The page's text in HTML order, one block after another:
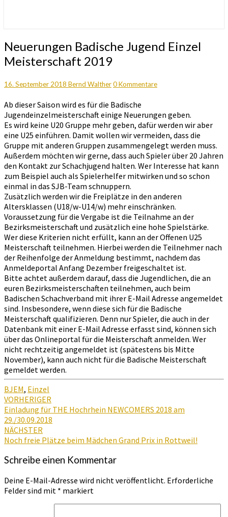
Neuerungen
Badische
Jugend
Meisterschaft
Neuerungen Badische Jugend Einzel
Meisterschaft 2019
16. September 2018 Bernd WaltherKommentare
0 Kommentare
Ab dieser Saison wird es für die Badische
Jugendeinzelmeisterschaft einige Neuerungen geben.
Es wird keine U20 Gruppe mehr geben, dafür werden wir aber
eine U25 einführen. Damit wollen wir vermeiden, dass die
Gruppe mit anderen Gruppen zusammengelegt werden muss.
Außerdem möchten wir gerne, dass auch Spieler über 20 Jahren
den Kontakt zur Schachjugend halten. Wer Interesse hat kann
zum Beispiel auch als Spielerhelfer mitwirken und so schon
einmal in das SJB-Team schnuppern.
Zusätzlich werden wir die Freiplätze in den anderen
Altersklassen (U18/w-U14/w) mehr einschränken.
Voraussetzung für die Vergabe ist die Teilnahme an der
Bezirksmeisterschaft und zusätzlich eine hohe Spielstärke.
Wer diese Kriterien nicht erfüllt, kann an der Offenen U25
Meisterschaft teilnehmen. Hierbei werden die Teilnehmer nach
der Reihenfolge der Anmeldung bestimmt, nachdem das
Anmeldeportal Anfang Dezember freigeschaltet ist.
Bitte achtet außerdem darauf, dass die Jugendlichen, die an
euren Bezirksmeisterschaften teilnehmen, auch beim
Badischen Schachverband mit ihrer E-Mail Adresse angemeldet
sind. Insbesondere, wenn diese sich für die Badische
Meisterschaft qualifizieren. Denn nur Spieler, die auch in der
Datenbank mit einer E-Mail Adresse erfasst sind, können sich
über das Onlineportal für die Meisterschaft anmelden. Wer
nicht rechtzeitig angemeldet ist (spätestens bis Mitte
November), kann auch nicht für die Badische Meisterschaft
gemeldet werden.
BJEM, Einzel
Beitragsnavigation
VORHERIGER
Einladung für THE Hochrhein NEWCOMERS 2018 am
29./30.09.2018
NÄCHSTER
Noch freie Plätze beim Mädchen Grand Prix in Rottweil!
Schreibe einen Kommentar
Deine E-Mail-Adresse wird nicht veröffentlicht. Erforderliche
Felder sind mit * markiert